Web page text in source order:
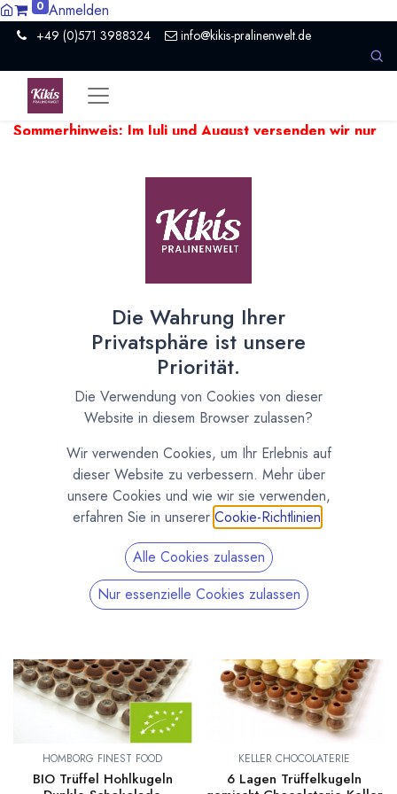
0 Anmelden
+49 (0)571 3988324 info@kikis-pralinenwelt.de
Sommerhinweis: Im Juli und August versenden wir nur
beim Versand empfindlicher Produkte zu Verzögerungen
nötig ein paar Tage später.
Pralinen Hohlkörper
Zeige 20
Pralinen Hohlkörper und Trüffel Hohlkugeln
Große Auswahl an Pralinehohlkörpern und Trüffel
Hohlkugeln. Aus Valrhona Edelschokolade, Bio, Vegan,
Made in Germany. Die Pralinenhohlkörper und Trüffel-
Hohlkugeln sind ein hervorragender Ausgangspunkt um
einfach und schnell leckere eigene Pralinen und Trüffel
herzustellen.
HOMBORG FINEST FOOD
BIO Trüffel Hohlkugeln
KELLER CHOCOLATERIE
6 Lagen Trüffelkugeln
Die Wahrung Ihrer
Privatsphäre ist unsere
Priorität.
Die Verwendung von Cookies von dieser
Website in diesem Browser zulassen?
Wir verwenden Cookies, um Ihr Erlebnis auf
dieser Website zu verbessern. Mehr über
unsere Cookies und wie wir sie verwenden,
erfahren Sie in unserer Cookie-Richtlinien
Alle Cookies zulassen
Nur essenzielle Cookies zulassen